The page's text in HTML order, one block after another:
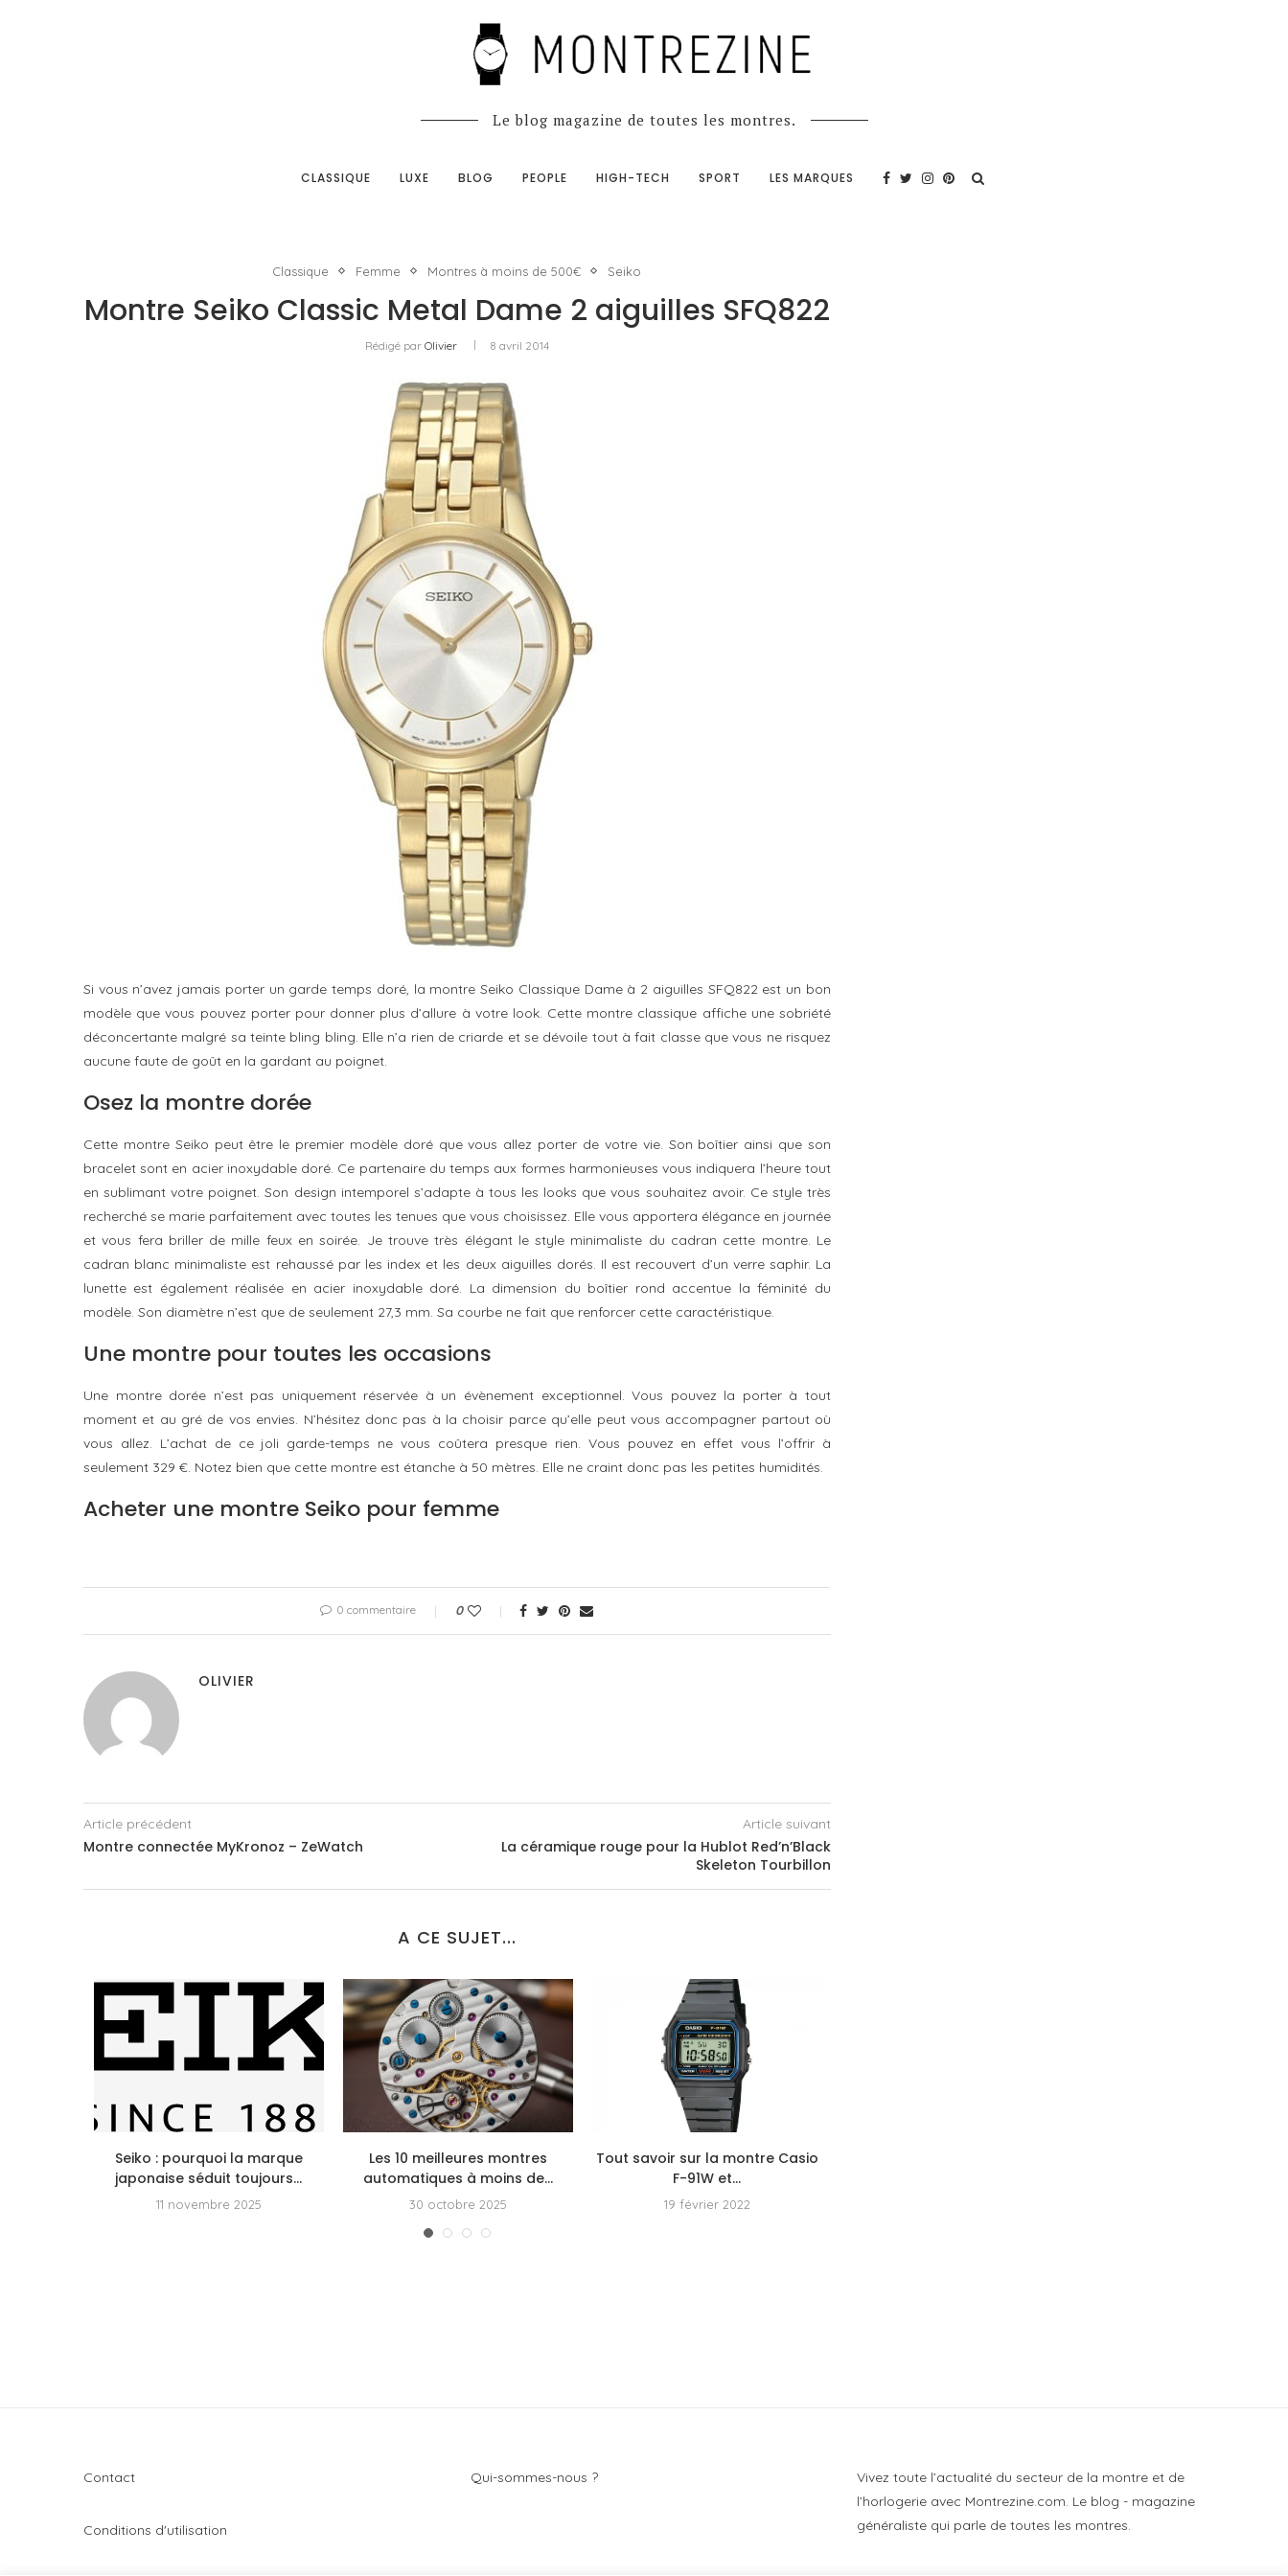
Le blog magazine de toutes les montres.
CLASSIQUE LUXE BLOG PEOPLE HIGH-TECH SPORT LES MARQUES
Classique Femme Montres à moins de 500€ Seiko
Montre Seiko Classic Metal Dame 2 aiguilles SFQ822
Rédigé par Olivier 8 avril 2014
Si vous n’avez jamais porter un garde temps doré, la montre Seiko Classique Dame à 2 aiguilles SFQ822 est un bon
modèle que vous pouvez porter pour donner plus d’allure à votre look. Cette montre classique affiche une sobriété
déconcertante malgré sa teinte bling bling. Elle n’a rien de criarde et se dévoile tout à fait classe que vous ne risquez
aucune faute de goût en la gardant au poignet.
Osez la montre dorée
Cette montre Seiko peut être le premier modèle doré que vous allez porter de votre vie. Son boîtier ainsi que son
bracelet sont en acier inoxydable doré. Ce partenaire du temps aux formes harmonieuses vous indiquera l’heure tout
en sublimant votre poignet. Son design intemporel s’adapte à tous les looks que vous souhaitez avoir. Ce style très
recherché se marie parfaitement avec toutes les tenues que vous choisissez. Elle vous apportera élégance en journée
et vous fera briller de mille feux en soirée. Je trouve très élégant le style minimaliste du cadran cette montre. Le
cadran blanc minimaliste est rehaussé par les index et les deux aiguilles dorés. Il est recouvert d’un verre saphir. La
lunette est également réalisée en acier inoxydable doré. La dimension du boîtier rond accentue la féminité du
modèle. Son diamètre n’est que de seulement 27,3 mm. Sa courbe ne fait que renforcer cette caractéristique.
Une montre pour toutes les occasions
Une montre dorée n’est pas uniquement réservée à un évènement exceptionnel. Vous pouvez la porter à tout
moment et au gré de vos envies. N’hésitez donc pas à la choisir parce qu’elle peut vous accompagner partout où
vous allez. L’achat de ce joli garde-temps ne vous coûtera presque rien. Vous pouvez en effet vous l’offrir à
seulement 329 €. Notez bien que cette montre est étanche à 50 mètres. Elle ne craint donc pas les petites humidités.
Acheter une montre Seiko pour femme
0 commentaire 0
OLIVIER
Article précédent
Montre connectée MyKronoz – ZeWatch
Article suivant
La céramique rouge pour la Hublot Red’n’Black
Skeleton Tourbillon
A CE SUJET...
Seiko : pourquoi la marque
japonaise séduit toujours...
11 novembre 2025
Les 10 meilleures montres
automatiques à moins de...
30 octobre 2025
Tout savoir sur la montre Casio
F-91W et...
19 février 2022
Contact
Conditions d'utilisation
Qui-sommes-nous ?
Vivez toute l’actualité du secteur de la montre et de
l’horlogerie avec Montrezine.com. Le blog - magazine
généraliste qui parle de toutes les montres.